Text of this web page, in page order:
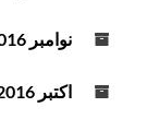
نوامبر 2016
اکتبر 2016